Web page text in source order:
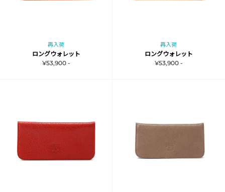
再入荷
ロングウォレット
¥53,900 -
再入荷
ロングウォレット
¥53,900 -